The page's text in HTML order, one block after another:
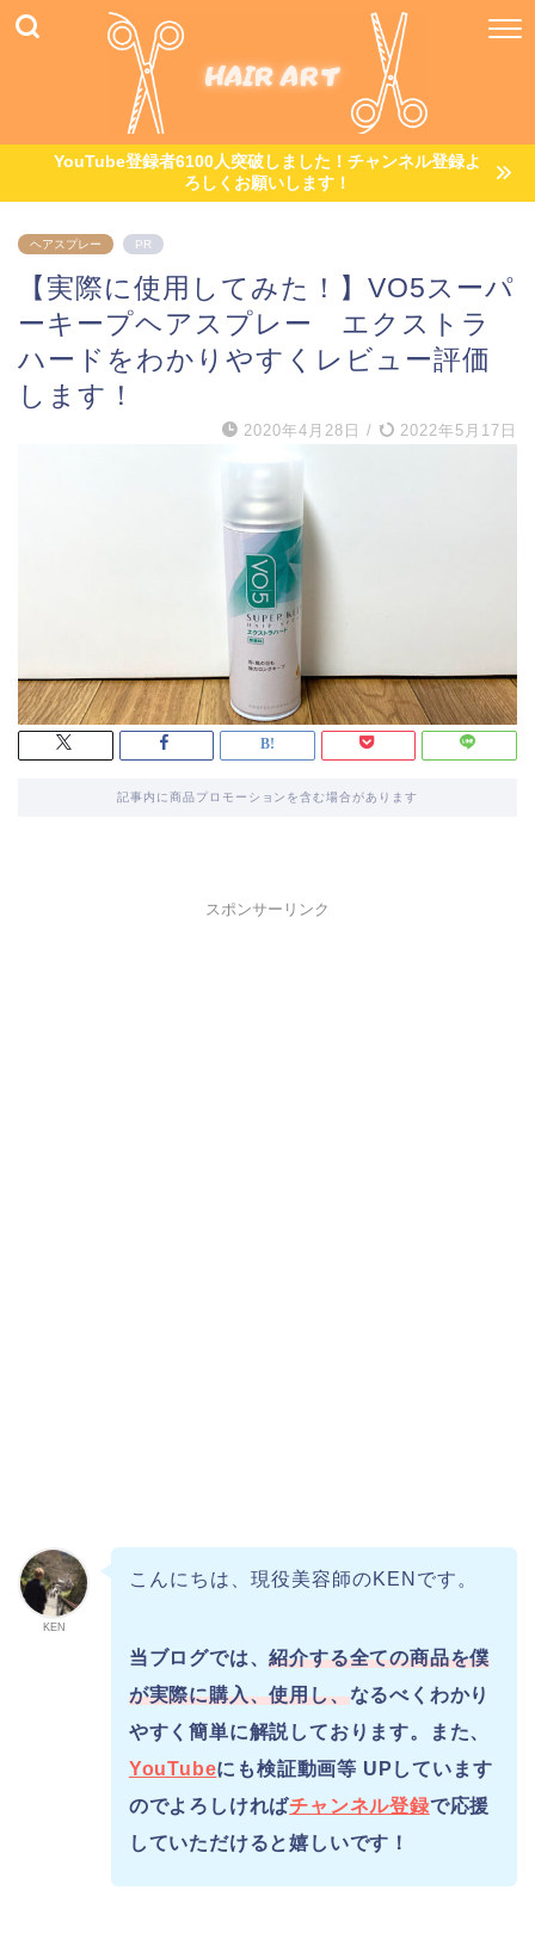
YouTube登録者6100人突破しました！チャンネル登録よ
ろしくお願いします！
ヘアスプレー PR
【実際に使用してみた！】VO5スーパ
ーキープヘアスプレー エクストラ
ハードをわかりやすくレビュー評価
します！
2020年4月28日 / 2022年5月17日
記事内に商品プロモーションを含む場合があります
スポンサーリンク
KEN
こんにちは、現役美容師のKENです。
当ブログでは、紹介する全ての商品を僕
が実際に購入、使用し、なるべくわかり
やすく簡単に解説しております。また、
YouTubeにも検証動画等 UPしています
のでよろしければチャンネル登録で応援
していただけると嬉しいです！